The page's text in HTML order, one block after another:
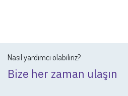
Nasıl yardımcı olabiliriz?
Bize her zaman ulaşın